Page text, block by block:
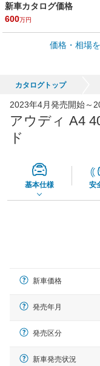
新車カタログ価格
600万円
車買取価格 *
65,050円
価格・相場
カタログトップ
2023年4月発売開始～
アウディ A4
ド
基本仕様 安
新車価格
発売年月
発売区分
新車発売状況